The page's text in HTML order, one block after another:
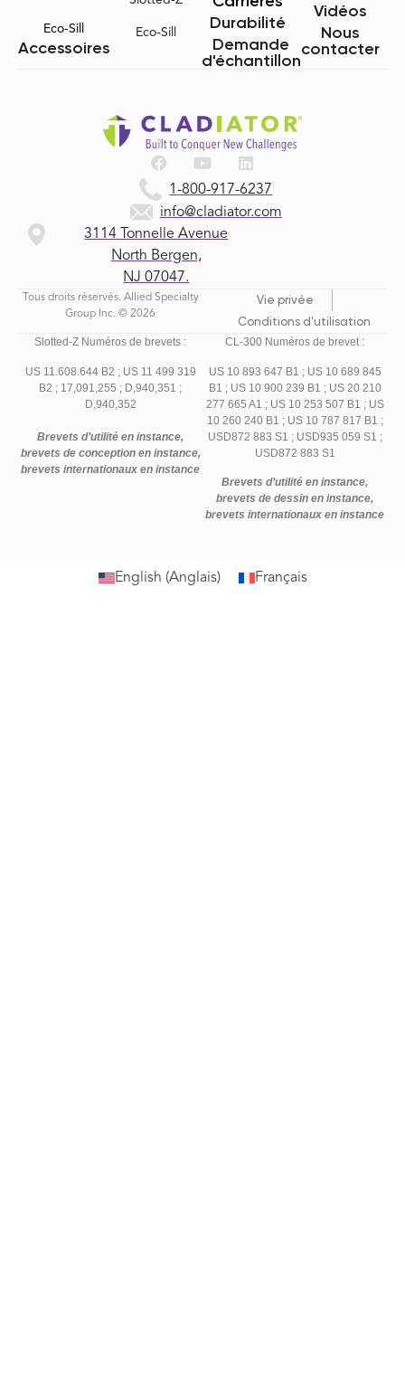
1-800-917-6237
info@cladiator.com
3114 Tonnelle Avenue
North Bergen,
NJ 07047.
Eco-Sill
Accessoires
Eco-Sill
Durabilité
Demande
d'échantillon
Vidéos
Nous
contacter
Tous droits réservés. Allied Specialty
Group Inc. © 2026
Vie privée
Conditions d'utilisation
Slotted-Z Numéros de brevets :
US 11.608.644 B2 ; US 11 499 319
B2 ; 17,091,255 ; D,940,351 ;
D,940,352
Brevets d’utilité en instance,
brevets de conception en instance,
brevets internationaux en instance
CL-300 Numéros de brevet :
US 10 893 647 B1 ; US 10 689 845
B1 ; US 10 900 239 B1 ; US 20 210
277 665 A1 ; US 10 253 507 B1 ; US
10 260 240 B1 ; US 10 787 817 B1 ;
USD872 883 S1 ; USD935 059 S1 ;
USD872 883 S1
Brevets d’utilité en instance,
brevets de dessin en instance,
brevets internationaux en instance
English (Anglais) Français